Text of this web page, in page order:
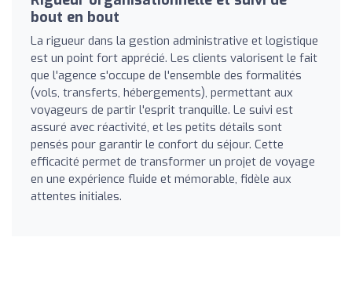
bout en bout
La rigueur dans la gestion administrative et logistique
est un point fort apprécié. Les clients valorisent le fait
que l'agence s'occupe de l'ensemble des formalités
(vols, transferts, hébergements), permettant aux
voyageurs de partir l'esprit tranquille. Le suivi est
assuré avec réactivité, et les petits détails sont
pensés pour garantir le confort du séjour. Cette
efficacité permet de transformer un projet de voyage
en une expérience fluide et mémorable, fidèle aux
attentes initiales.